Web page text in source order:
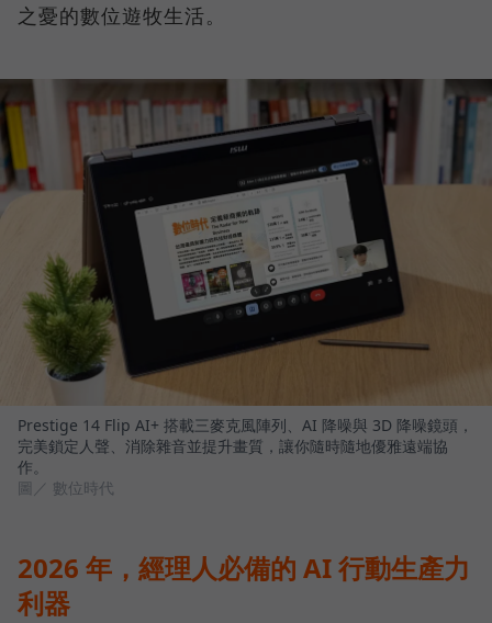
之憂的數位遊牧生活。
Prestige 14 Flip AI+ 搭載三麥克風陣列、AI 降噪與 3D 降噪鏡頭，
完美鎖定人聲、消除雜音並提升畫質，讓你隨時隨地優雅遠端協
作。
圖／ 數位時代
2026 年，經理人必備的 AI 行動生產力
利器